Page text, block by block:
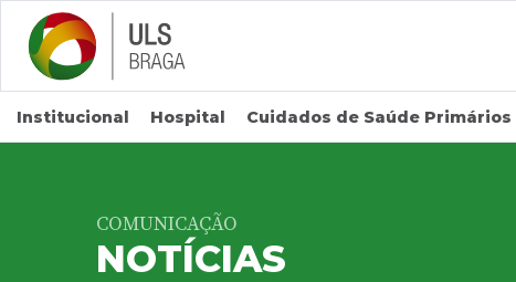
Saltar para conteúdo principal
Institucional Hospital Cuidados de Saúde Primários
COMUNICAÇÃO
NOTÍCIAS